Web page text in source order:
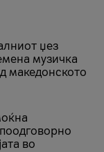
џез
музичка
македонското
во